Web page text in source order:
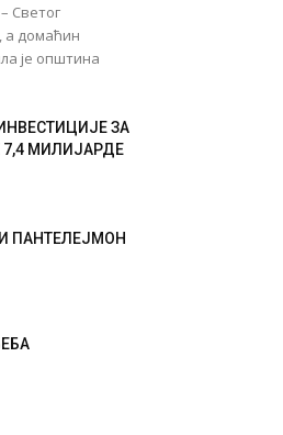
Светог
а домаћин
је општина
ЗА
МИЛИЈАРДЕ
ПАНТЕЛЕЈМОН